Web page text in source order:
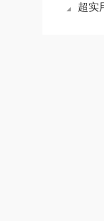
超实用！